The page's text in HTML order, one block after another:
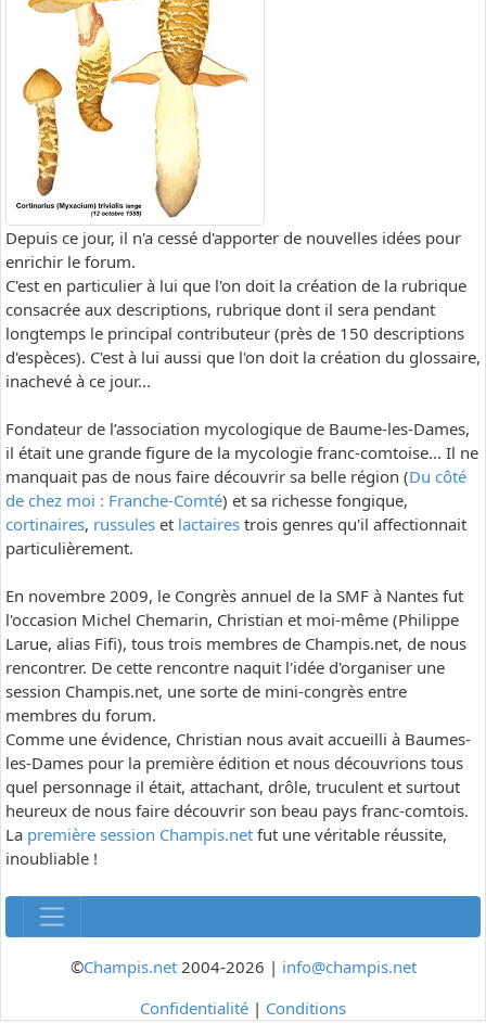
Depuis ce jour, il n'a cessé d'apporter de nouvelles idées pour
enrichir le forum.
C'est en particulier à lui que l'on doit la création de la rubrique
consacrée aux descriptions, rubrique dont il sera pendant
longtemps le principal contributeur (près de 150 descriptions
d'espèces). C'est à lui aussi que l'on doit la création du glossaire,
inachevé à ce jour...
Fondateur de l’association mycologique de Baume-les-Dames,
il était une grande figure de la mycologie franc-comtoise... Il ne
manquait pas de nous faire découvrir sa belle région (Du côté
de chez moi : Franche-Comté) et sa richesse fongique,
cortinaires, russules et lactaires trois genres qu'il affectionnait
particulièrement.
En novembre 2009, le Congrès annuel de la SMF à Nantes fut
l'occasion Michel Chemarin, Christian et moi-même (Philippe
Larue, alias Fifi), tous trois membres de Champis.net, de nous
rencontrer. De cette rencontre naquit l'idée d'organiser une
session Champis.net, une sorte de mini-congrès entre
membres du forum.
Comme une évidence, Christian nous avait accueilli à Baumes-
les-Dames pour la première édition et nous découvrions tous
quel personnage il était, attachant, drôle, truculent et surtout
heureux de nous faire découvrir son beau pays franc-comtois.
La première session Champis.net fut une véritable réussite,
inoubliable !
©Champis.net2004-2026 | info@champis.net
Confidentialité | Conditions